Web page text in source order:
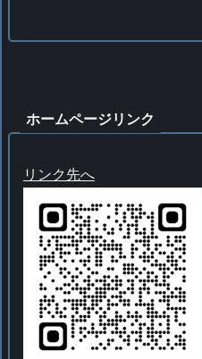
ホームページリンク
リンク先へ